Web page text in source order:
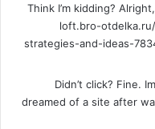
Think I’m kidding?
loft.bro-
strategies-and-ideas-
Didn’t click? Fine.
dreamed of a site after